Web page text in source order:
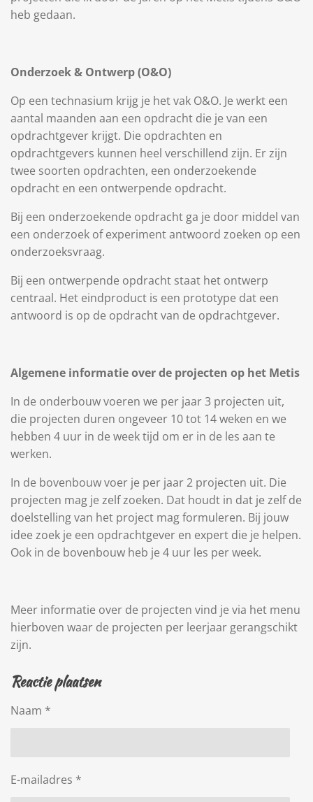
heb gedaan.
Onderzoek & Ontwerp (O&O)
Op een technasium krijg je het vak O&O. Je werkt een
aantal maanden aan een opdracht die je van een
opdrachtgever krijgt. Die opdrachten en
opdrachtgevers kunnen heel verschillend zijn. Er zijn
twee soorten opdrachten, een onderzoekende
opdracht en een ontwerpende opdracht.
Bij een onderzoekende opdracht ga je door middel van
een onderzoek of experiment antwoord zoeken op een
onderzoeksvraag.
Bij een ontwerpende opdracht staat het ontwerp
centraal. Het eindproduct is een prototype dat een
antwoord is op de opdracht van de opdrachtgever.
Algemene informatie over de projecten op het Metis
In de onderbouw voeren we per jaar 3 projecten uit,
die projecten duren ongeveer 10 tot 14 weken en we
hebben 4 uur in de week tijd om er in de les aan te
werken.
In de bovenbouw voer je per jaar 2 projecten uit. Die
projecten mag je zelf zoeken. Dat houdt in dat je zelf de
doelstelling van het project mag formuleren. Bij jouw
idee zoek je een opdrachtgever en expert die je helpen.
Ook in de bovenbouw heb je 4 uur les per week.
Meer informatie over de projecten vind je via het menu
hierboven waar de projecten per leerjaar gerangschikt
zijn.
Reactie plaatsen
Naam *
E-mailadres *